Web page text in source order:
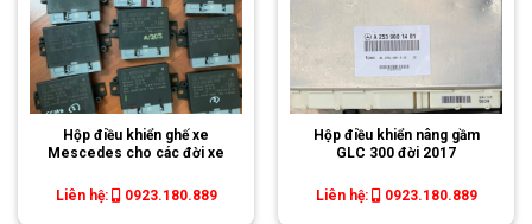
Hộp điều khiển ghế xe
Mescedes cho các đời xe
Liên hệ: 0923.180.889
Hộp điều khiển nâng gầm
GLC 300 đời 2017
Liên hệ: 0923.180.889